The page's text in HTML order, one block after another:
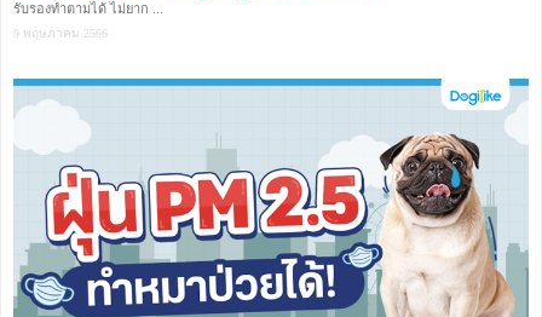
รับรองทำตามได้ ไม่ยาก ...
9 พฤษภาคม 2566